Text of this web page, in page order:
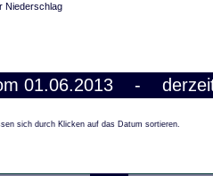
Niederschlag
01.06.2013 -
sich durch Klicken auf das Datum sortieren.